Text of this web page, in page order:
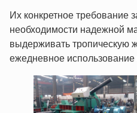
Их конкретное требование
необходимости надежной
выдерживать тропическую
ежедневное